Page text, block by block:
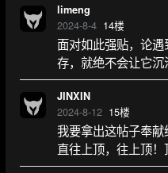
limeng
2024-8-4 14楼
面对如此强贴，论
存，就绝不会让它沉
JINXIN
2024-8-12 15楼
我要拿出这帖子奉
直往上顶，往上顶！